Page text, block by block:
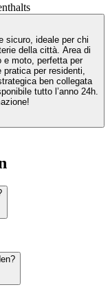
sicuro, ideale per chi
della città. Area di
moto, perfetta per
per residenti,
ben collegata
tutto l’anno 24h.